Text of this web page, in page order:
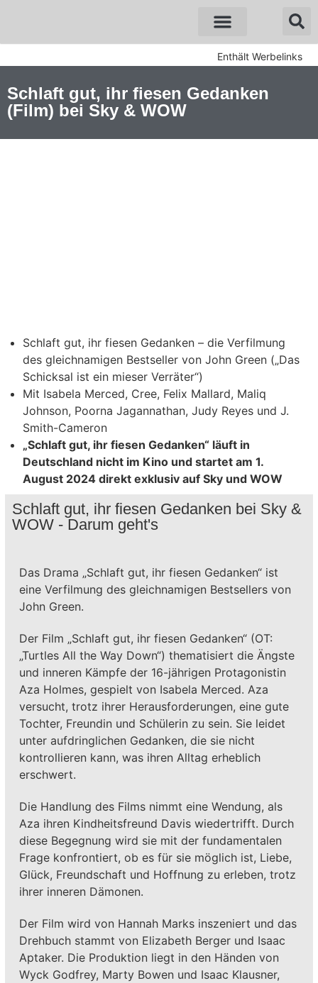
Enthält Werbelinks
Schlaft gut, ihr fiesen Gedanken
(Film) bei Sky & WOW
Schlaft gut, ihr fiesen Gedanken – die Verfilmung
des gleichnamigen Bestseller von John Green („Das
Schicksal ist ein mieser Verräter“)
Mit Isabela Merced, Cree, Felix Mallard, Maliq
Johnson, Poorna Jagannathan, Judy Reyes und J.
Smith-Cameron
„Schlaft gut, ihr fiesen Gedanken“ läuft in
Deutschland nicht im Kino und startet am 1.
August 2024 direkt exklusiv auf Sky und WOW
Schlaft gut, ihr fiesen Gedanken bei Sky &
WOW - Darum geht's
Das Drama „Schlaft gut, ihr fiesen Gedanken“ ist
eine Verfilmung des gleichnamigen Bestsellers von
John Green.
Der Film „Schlaft gut, ihr fiesen Gedanken“ (OT:
„Turtles All the Way Down“) thematisiert die Ängste
und inneren Kämpfe der 16-jährigen Protagonistin
Aza Holmes, gespielt von Isabela Merced. Aza
versucht, trotz ihrer Herausforderungen, eine gute
Tochter, Freundin und Schülerin zu sein. Sie leidet
unter aufdringlichen Gedanken, die sie nicht
kontrollieren kann, was ihren Alltag erheblich
erschwert.
Die Handlung des Films nimmt eine Wendung, als
Aza ihren Kindheitsfreund Davis wiedertrifft. Durch
diese Begegnung wird sie mit der fundamentalen
Frage konfrontiert, ob es für sie möglich ist, Liebe,
Glück, Freundschaft und Hoffnung zu erleben, trotz
ihrer inneren Dämonen.
Der Film wird von Hannah Marks inszeniert und das
Drehbuch stammt von Elizabeth Berger und Isaac
Aptaker. Die Produktion liegt in den Händen von
Wyck Godfrey, Marty Bowen und Isaac Klausner,